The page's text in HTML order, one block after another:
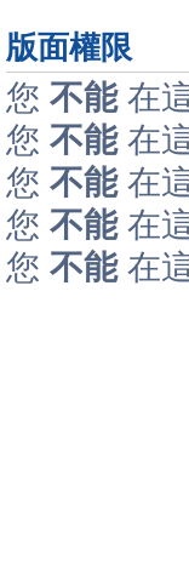
版面權限
您 不能在
您 不能在
您 不能在
您 不能在
您 不能在